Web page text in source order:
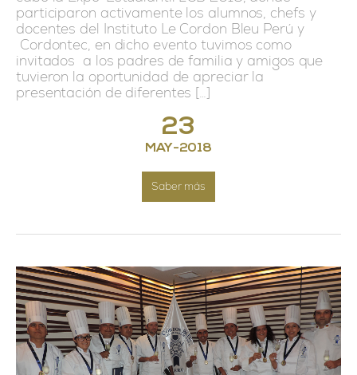
23
MAY-2018
Saber más
participaron activamente los alumnos, chefs y
docentes del Instituto Le Cordon Bleu Perú y
Cordontec, en dicho evento tuvimos como
invitados a los padres de familia y amigos que
tuvieron la oportunidad de apreciar la
presentación de diferentes […]